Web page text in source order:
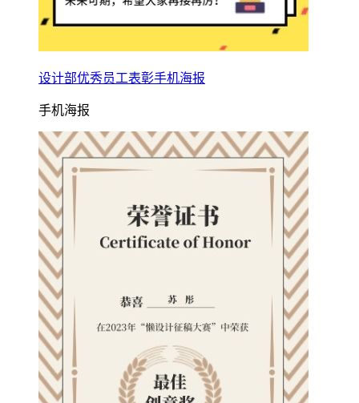
设计部优秀员工表彰手机海报
手机海报